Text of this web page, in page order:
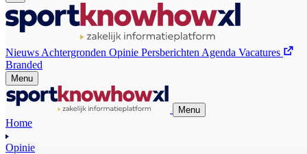
Nieuws Achtergronden Opinie Persberichten Agenda Vacatures
Branded
Menu
Menu
Home
Opinie